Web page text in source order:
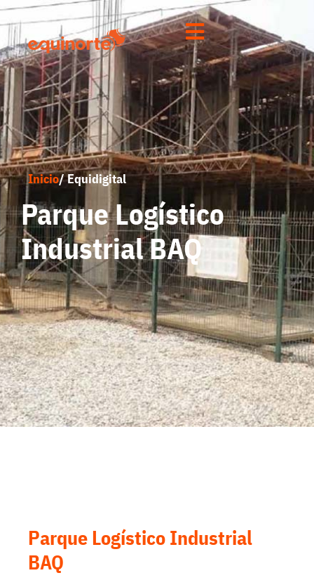
Inicio/ Equidigital
Parque Logístico
Industrial BAQ
Parque Logístico Industrial
BAQ